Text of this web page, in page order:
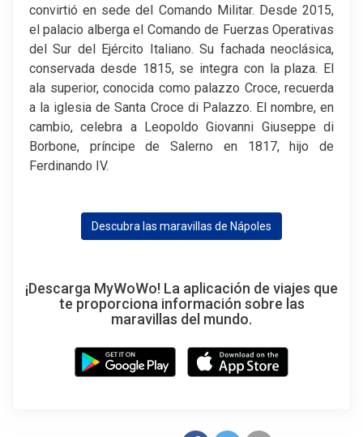
convirtió en sede del Comando Militar. Desde 2015,
el palacio alberga el Comando de Fuerzas Operativas
del Sur del Ejército Italiano. Su fachada neoclásica,
conservada desde 1815, se integra con la plaza. El
ala superior, conocida como palazzo Croce, recuerda
a la iglesia de Santa Croce di Palazzo. El nombre, en
cambio, celebra a Leopoldo Giovanni Giuseppe di
Borbone, príncipe de Salerno en 1817, hijo de
Ferdinando IV.
Descubra las maravillas de Nápoles
¡Descarga MyWoWo! La aplicación de viajes que
te proporciona información sobre las
maravillas del mundo.